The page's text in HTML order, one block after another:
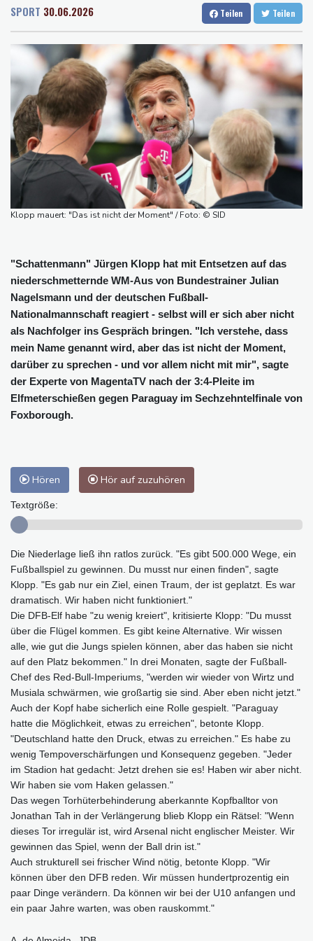
Rostock
Stuttgart
14 °C
Wien
22 °C
Salzburg
19 °C
Baden-Baden
12 °C
Grindel erwartet nahendes Ende der Ära Infantino
Regierung will bei Klimaschutz vorerst nicht nachsteuern - Kritik
der Grünen
Hitze und Niedrigwasser: Städte- und Gemeindebund fordert
"nationalen Kraftakt"
Infantinos Investorenplan: FIFA-Experte fordert Aufarbeitung
Biathlon-Olympiasieger Jacquelin wird Teilzeit-Radprofi
Kircher: VAR nicht "zu kleinteilig" einsetzen
Kreise: Türkei will mit Pakistan und Saudi-Arabien
Verteidigungspakt schließen
SPORT 30.06.2026 Teilen Teilen
Klopp mauert: "Das ist nicht der Moment" / Foto: © SID
"Schattenmann" Jürgen Klopp hat mit Entsetzen auf das
niederschmetternde WM-Aus von Bundestrainer Julian
Nagelsmann und der deutschen Fußball-
Nationalmannschaft reagiert - selbst will er sich aber nicht
als Nachfolger ins Gespräch bringen. "Ich verstehe, dass
mein Name genannt wird, aber das ist nicht der Moment,
darüber zu sprechen - und vor allem nicht mit mir", sagte
der Experte von MagentaTV nach der 3:4-Pleite im
Elfmeterschießen gegen Paraguay im Sechzehntelfinale von
Foxborough.
Hören Hör auf zuzuhören
Textgröße:
Die Niederlage ließ ihn ratlos zurück. "Es gibt 500.000 Wege, ein
Fußballspiel zu gewinnen. Du musst nur einen finden", sagte
Klopp. "Es gab nur ein Ziel, einen Traum, der ist geplatzt. Es war
dramatisch. Wir haben nicht funktioniert."
Die DFB-Elf habe "zu wenig kreiert", kritisierte Klopp: "Du musst
über die Flügel kommen. Es gibt keine Alternative. Wir wissen
alle, wie gut die Jungs spielen können, aber das haben sie nicht
auf den Platz bekommen." In drei Monaten, sagte der Fußball-
Chef des Red-Bull-Imperiums, "werden wir wieder von Wirtz und
Musiala schwärmen, wie großartig sie sind. Aber eben nicht jetzt."
Auch der Kopf habe sicherlich eine Rolle gespielt. "Paraguay
hatte die Möglichkeit, etwas zu erreichen", betonte Klopp.
"Deutschland hatte den Druck, etwas zu erreichen." Es habe zu
wenig Tempoverschärfungen und Konsequenz gegeben. "Jeder
im Stadion hat gedacht: Jetzt drehen sie es! Haben wir aber nicht.
Wir haben sie vom Haken gelassen."
Das wegen Torhüterbehinderung aberkannte Kopfballtor von
Jonathan Tah in der Verlängerung blieb Klopp ein Rätsel: "Wenn
dieses Tor irregulär ist, wird Arsenal nicht englischer Meister. Wir
gewinnen das Spiel, wenn der Ball drin ist."
Auch strukturell sei frischer Wind nötig, betonte Klopp. "Wir
können über den DFB reden. Wir müssen hundertprozentig ein
paar Dinge verändern. Da können wir bei der U10 anfangen und
ein paar Jahre warten, was oben rauskommt."